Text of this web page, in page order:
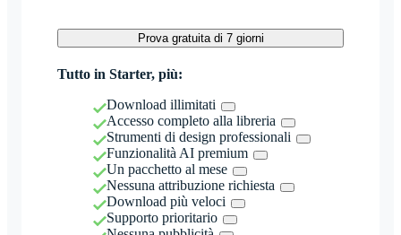
Prova gratuita di 7 giorni
Tutto in Starter, più:
Download illimitati
Accesso completo alla libreria
Strumenti di design professionali
Funzionalità AI premium
Un pacchetto al mese
Nessuna attribuzione richiesta
Download più veloci
Supporto prioritario